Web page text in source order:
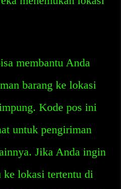
membantu Anda
barang ke lokasi
Kode pos ini
untuk pengiriman
Jika Anda ingin
ke lokasi tertentu di